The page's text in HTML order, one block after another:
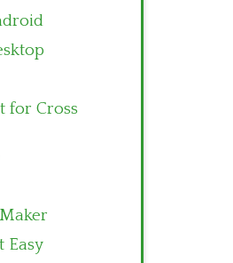
for Cross
Easy